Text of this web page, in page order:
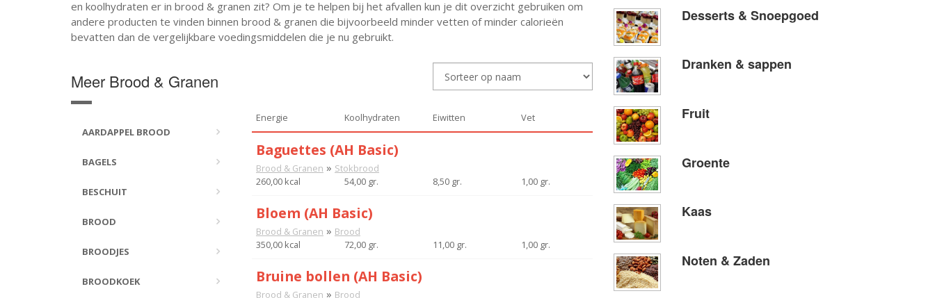
en koolhydraten er in brood & granen zit? Om je te helpen bij het afvallen kun je dit overzicht gebruiken om
andere producten te vinden binnen brood & granen die bijvoorbeeld minder vetten of minder calorieën
bevatten dan de vergelijkbare voedingsmiddelen die je nu gebruikt.
Meer Brood & Granen
AARDAPPEL BROOD
BAGELS
BESCHUIT
BROOD
BROODJES
BROODKOEK
Energie Koolhydraten Eiwitten Vet
Baguettes (AH Basic)
Brood & Granen » Stokbrood
260,00 kcal
54,00 gr. 8,50 gr. 1,00 gr.
Bloem (AH Basic)
Brood & Granen » Brood
350,00 kcal
72,00 gr. 11,00 gr. 1,00 gr.
Bruine bollen (AH Basic)
Brood & Granen » Brood
Desserts & Snoepgoed
Dranken & sappen
Fruit
Groente
Kaas
Noten & Zaden